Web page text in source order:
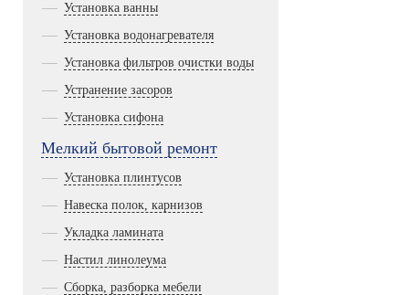
Установка ванны
Установка водонагревателя
Установка фильтров очистки воды
Устранение засоров
Установка сифона
Мелкий бытовой ремонт
Установка плинтусов
Навеска полок, карнизов
Укладка ламината
Настил линолеума
Сборка, разборка мебели